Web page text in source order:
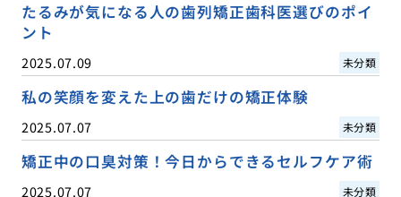
たるみが気になる人の歯列矯正歯科医選びのポイ
ント
2025.07.09 未分類
私の笑顔を変えた上の歯だけの矯正体験
2025.07.07 未分類
矯正中の口臭対策！今日からできるセルフケア術
2025.07.07 未分類